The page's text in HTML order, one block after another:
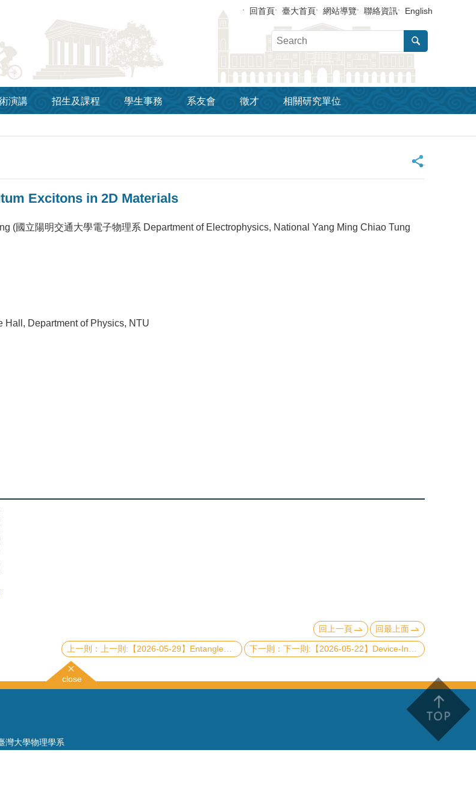
回首頁 臺大首頁 網站導覽 聯絡資訊 English
演講 招生及課程 學生事務 系友會 徵才 相關研究單位
_
Excitons in 2D Materials
(國立陽明交通大學電子物理系 Department of Electrophysics, National Yang Ming Chiao Tung
Hall, Department of Physics, NTU
回上一頁 回最上面
上一則:【2026-05-29】Entanglement-assisted circuit knitting: A bridge between classical and quantum computing 下一則:【2026-05-22】Device-Independent Quantum Rigidity for Secure Global Positioning
close
灣大學物理學系